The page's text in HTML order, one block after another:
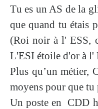
Tu es un AS de la
que quand tu étais
(Roi noir à l' ESS,
L'ESI étoile d'or à l'
Plus qu’un métier,
moyens pour que tu
Un poste en CDD